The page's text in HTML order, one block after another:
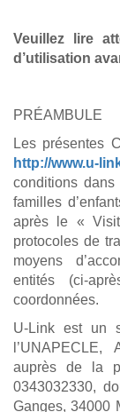
Veuillez lire
d’utilisation
PRÉAMBULE
Les présentes
http://www.u-
conditions
familles
après le «
protocoles de
moyens
entités (ci-
coordonnées.
U-Link est un
auprès de la
0343032330,
Ganges, 34000